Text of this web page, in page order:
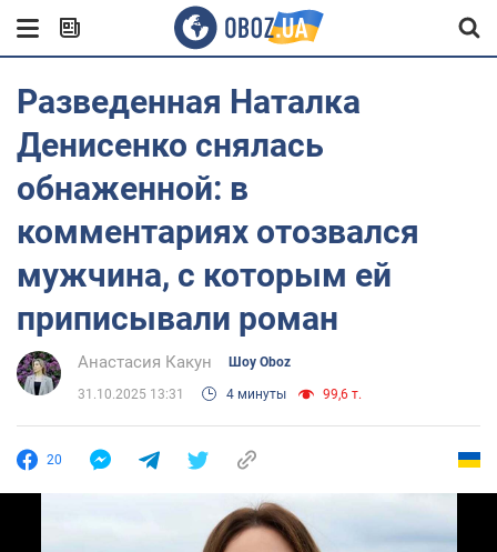
Разведенная Наталка
Денисенко снялась
обнаженной: в
комментариях отозвался
мужчина, с которым ей
приписывали роман
Анастасия Какун Шоу Oboz
31.10.2025 13:31 4 минуты 99,6 т.
20